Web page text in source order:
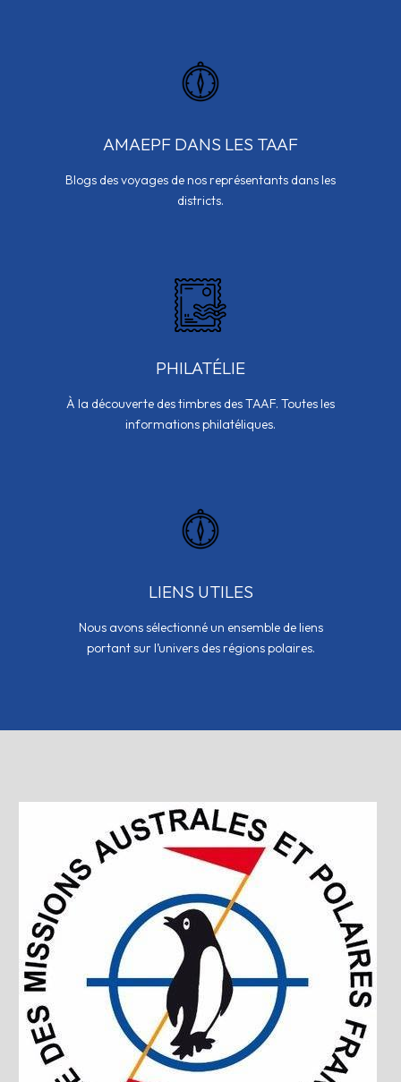
AMAEPF DANS LES TAAF
Blogs des voyages de nos représentants dans les
districts.
PHILATÉLIE
À la découverte des timbres des TAAF. Toutes les
informations philatéliques.
LIENS UTILES
Nous avons sélectionné un ensemble de liens
portant sur l’univers des régions polaires.